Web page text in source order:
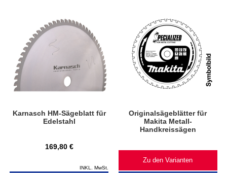
Karnasch HM-Sägeblatt für
Edelstahl
169,80 €
INKL. MwSt.
Originalsägeblätter für
Makita Metall-
Handkreissägen
Zu den Varianten